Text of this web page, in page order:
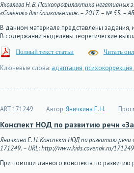
Яковлева Н. В. Психопрофилактика негативных
«Совёнок» для дошкольников. – 2017. – № 55. –
В данном материале представлены задания,
В содержании выделены теоретические
Полный текст статьи Читать
Ключевые слова: адаптация,психокоррекция,
ART 171249 Автор:Яничкина Е. Н.
Конспект НОД по развитию речи
Яничкина Е. Н. Конспект НОД по развитию речи
171249. – URL: http://www.kids.covenok.ru/
При помощи данного конспекта по развитию